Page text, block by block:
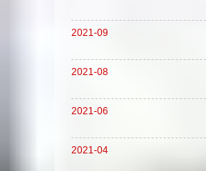
2021-09
2021-08
2021-06
2021-04